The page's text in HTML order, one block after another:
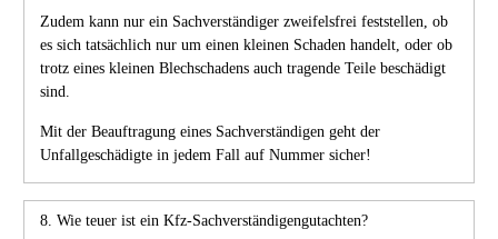
Zudem kann nur ein Sachverständiger zweifelsfrei feststellen, ob
es sich tatsächlich nur um einen kleinen Schaden handelt, oder ob
trotz eines kleinen Blechschadens auch tragende Teile beschädigt
sind.
Mit der Beauftragung eines Sachverständigen geht der
Unfallgeschädigte in jedem Fall auf Nummer sicher!
8. Wie teuer ist ein Kfz-Sachverständigengutachten?